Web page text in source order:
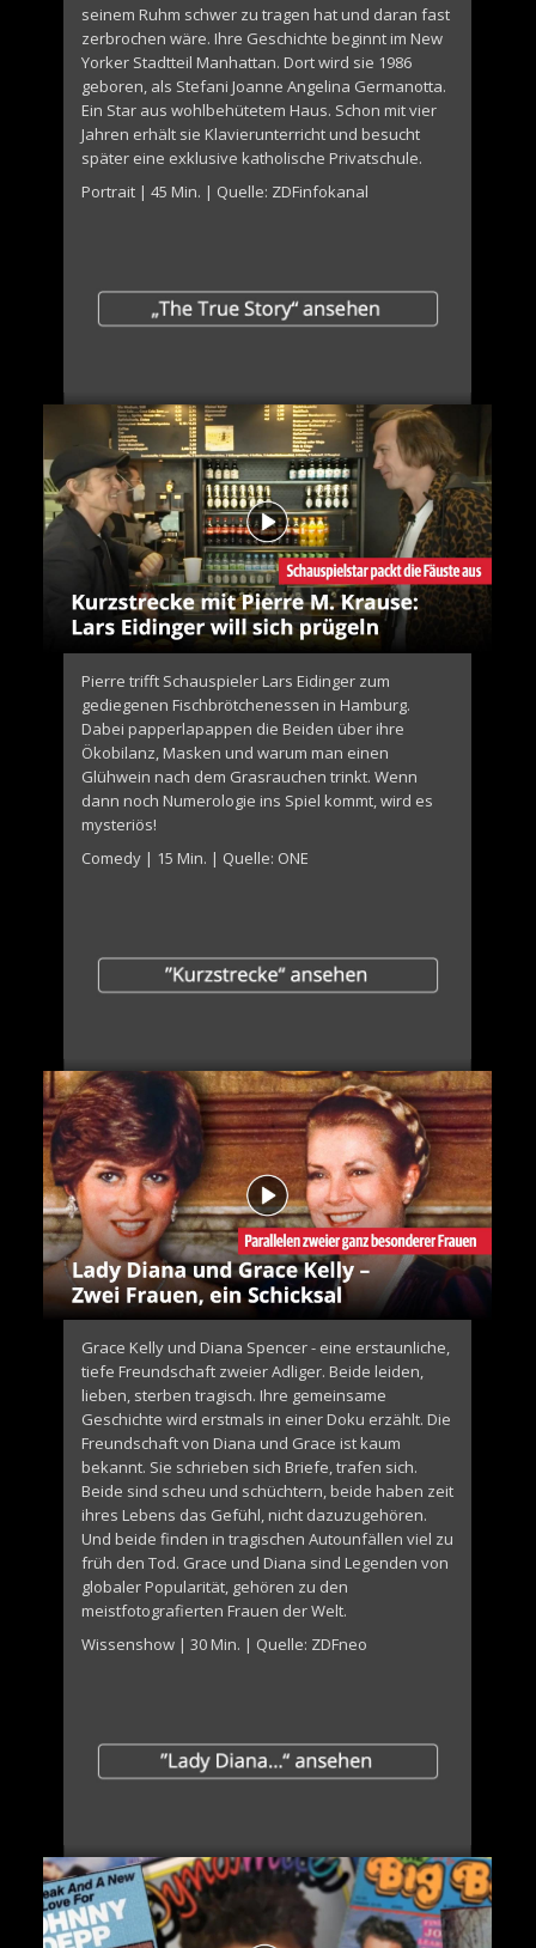
seinem Ruhm schwer zu tragen hat und daran fast
zerbrochen wäre. Ihre Geschichte beginnt im New
Yorker Stadtteil Manhattan. Dort wird sie 1986
geboren, als Stefani Joanne Angelina Germanotta.
Ein Star aus wohlbehütetem Haus. Schon mit vier
Jahren erhält sie Klavierunterricht und besucht
später eine exklusive katholische Privatschule.
Portrait | 45 Min. | Quelle: ZDFinfokanal
Pierre trifft Schauspieler Lars Eidinger zum
gediegenen Fischbrötchenessen in Hamburg.
Dabei papperlapappen die Beiden über ihre
Ökobilanz, Masken und warum man einen
Glühwein nach dem Grasrauchen trinkt. Wenn
dann noch Numerologie ins Spiel kommt, wird es
mysteriös!
Comedy | 15 Min. | Quelle: ONE
Grace Kelly und Diana Spencer - eine erstaunliche,
tiefe Freundschaft zweier Adliger. Beide leiden,
lieben, sterben tragisch. Ihre gemeinsame
Geschichte wird erstmals in einer Doku erzählt. Die
Freundschaft von Diana und Grace ist kaum
bekannt. Sie schrieben sich Briefe, trafen sich.
Beide sind scheu und schüchtern, beide haben zeit
ihres Lebens das Gefühl, nicht dazuzugehören.
Und beide finden in tragischen Autounfällen viel zu
früh den Tod. Grace und Diana sind Legenden von
globaler Popularität, gehören zu den
meistfotografierten Frauen der Welt.
Wissenshow | 30 Min. | Quelle: ZDFneo